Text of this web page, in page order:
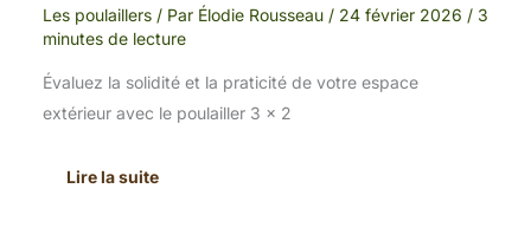
Les poulaillers/ Par Élodie Rousseau / 24 février 2026 / 3
minutes de lecture
Évaluez la solidité et la praticité de votre espace
extérieur avec le poulailler 3 x 2
Lire la suite